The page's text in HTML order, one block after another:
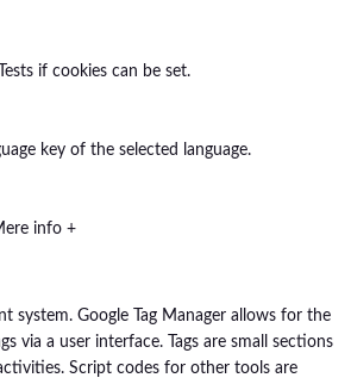
Tests if cookies can be set.
key of the selected language.
info +
system. Google Tag Manager allows for the
via a user interface. Tags are small sections
Script codes for other tools are